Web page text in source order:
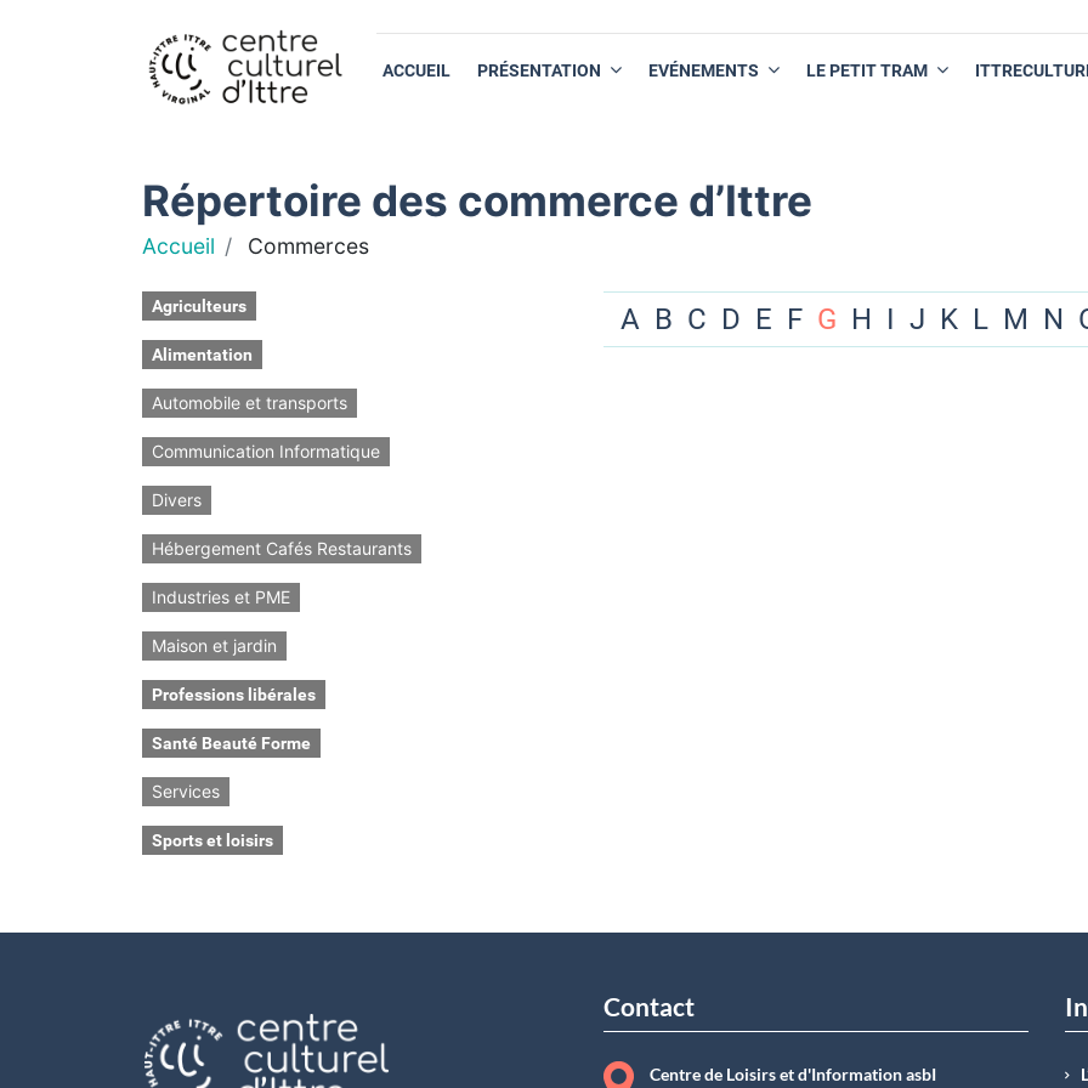
ACCUEIL PRÉSENTATION EVÉNEMENTS LE PETIT TRAM
Répertoire des commerce d’Ittre
Accueil Commerces
Agriculteurs
Alimentation
Automobile et transports
Communication Informatique
Divers
Hébergement Cafés Restaurants
Industries et PME
Maison et jardin
Professions libérales
Santé Beauté Forme
Services
Sports et loisirs
A B C D E F G H I J K L M N
Contact
Centre de Loisirs et d'Information asbI